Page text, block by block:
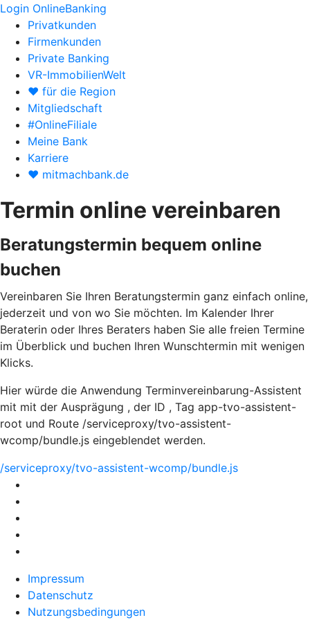
Login OnlineBanking
Privatkunden
Firmenkunden
Private Banking
VR-ImmobilienWelt
♥ für die Region
Mitgliedschaft
#OnlineFiliale
Meine Bank
Karriere
♥ mitmachbank.de
Termin online vereinbaren
Beratungstermin bequem online
buchen
Vereinbaren Sie Ihren Beratungstermin ganz einfach online,
jederzeit und von wo Sie möchten. Im Kalender Ihrer
Beraterin oder Ihres Beraters haben Sie alle freien Termine
im Überblick und buchen Ihren Wunschtermin mit wenigen
Klicks.
Hier würde die Anwendung Terminvereinbarung-Assistent
mit mit der Ausprägung , der ID , Tag app-tvo-assistent-
root und Route /serviceproxy/tvo-assistent-
wcomp/bundle.js eingeblendet werden.
/serviceproxy/tvo-assistent-wcomp/bundle.js
Impressum
Datenschutz
Nutzungsbedingungen